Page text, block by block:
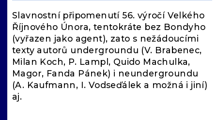
Slavnostní připomenutí 56. výročí Velkého
Říjnového Února, tentokráte bez Bondyho
(vyřazen jako agent), zato s nežádoucími
texty autorů undergroundu (V. Brabenec,
Milan Koch, P. Lampl, Quido Machulka,
Magor, Fanda Pánek) i neundergroundu
(A. Kaufmann, I. Vodseďálek a možná i jiní)
aj.